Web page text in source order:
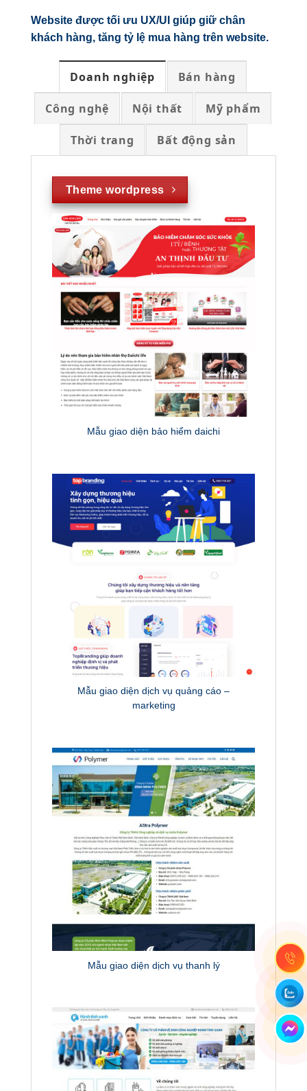
Website được tối ưu UX/UI giúp giữ chân
khách hàng, tăng tỷ lệ mua hàng trên website.
Doanh nghiệp Bán hàng
Công nghệ Nội thất Mỹ phẩm
Thời trang Bất động sản
Theme wordpress
Mẫu giao diện bảo hiểm daichi
Mẫu giao diện dịch vụ quảng cáo –
marketing
Mẫu giao diện dịch vụ thanh lý